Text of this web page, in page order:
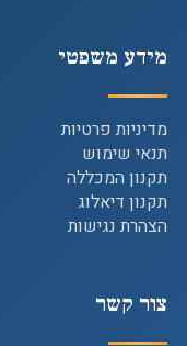
מידע משפטי
מדיניות פרטיות
תנאי שימוש
תקנון המכללה
תקנון דיאלוג
הצהרת נגישות
צור קשר